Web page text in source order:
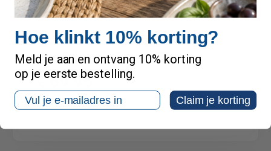
Op voorraad 1627011
Klamboe recht voor tuin en patio XXXL
400x300x230cm Flystopper K4000
€ 69,95
inclusief btw
Hoe klinkt 10% korting?
Meld je aan en ontvang 10% korting
op je eerste bestelling.
Email Claim je korting